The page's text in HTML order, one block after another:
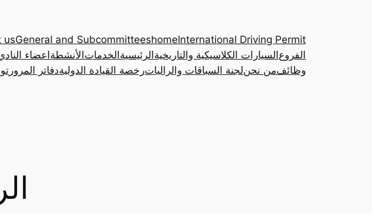
usGeneral and SubcommitteeshomeInternational Driving Permit
اعضاء الأنشطة الخدمات الرئيسية السيارات الكلاسيكية والتاريخية الفروع
دفاتر المروررخصة القيادة الدوليةلجنة السباقات والرالياتمن نحنوظائف